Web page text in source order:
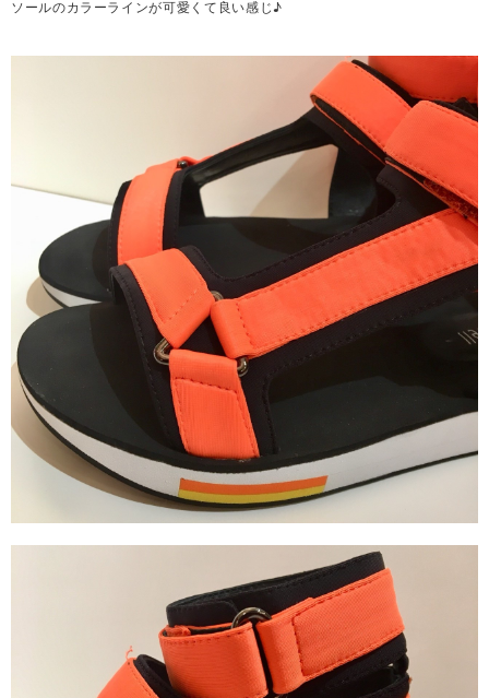
ソールのカラーラインが可愛くて良い感じ♪